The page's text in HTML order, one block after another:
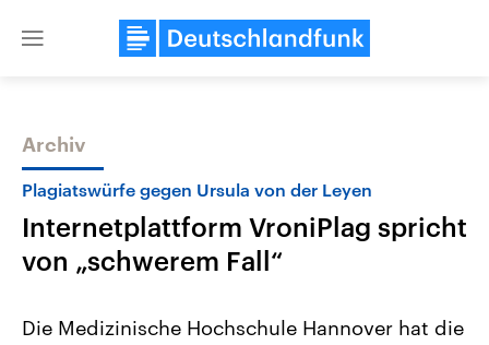
Close
Themen
Archiv
Plagiatswürfe gegen Ursula von der Leyen
Internetplattform VroniPlag spricht
von „schwerem Fall“
Die Medizinische Hochschule Hannover hat die